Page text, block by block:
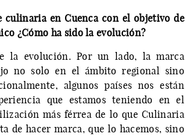
culinaria en Cuenca con el objetivo de
¿Cómo ha sido la evolución?
la evolución. Por un lado, la marca
no solo en el ámbito regional sino
algunos países nos están
que estamos teniendo en el
más férrea de lo que Culinaria
de hacer marca, que lo hacemos, sino